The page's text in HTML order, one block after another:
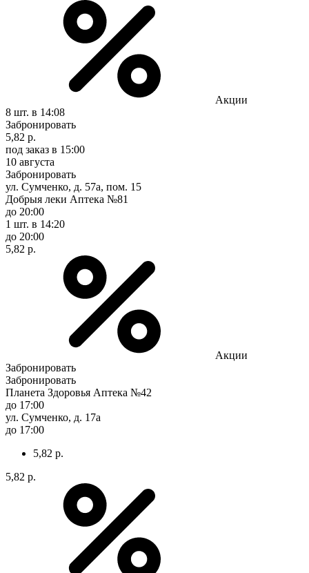
Акции
8 шт. в 14:08
Забронировать
5,82 р.
под заказ в 15:00
10 августа
Забронировать
ул. Сумченко, д. 57а, пом. 15
Добрыя леки Аптека №81
до 20:00
1 шт. в 14:20
до 20:00
5,82 р.
Акции
Забронировать
Забронировать
Планета Здоровья Аптека №42
до 17:00
ул. Сумченко, д. 17а
до 17:00
5,82 р.
5,82 р.